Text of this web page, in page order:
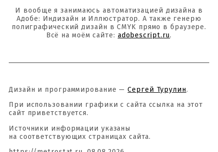
И вообще я занимаюсь автоматизацией дизайна в
Адобе: Индизайн и Иллюстратор. А также генерю
полиграфический дизайн в CMYK прямо в браузере.
Всё на моём сайте: adobescript.ru.
Дизайн и программирование —Сергей Турулин.
При использовании графики с сайта ссылка на этот
сайт приветствуется.
Источники информации указаны
на соответствующих страницах сайта.